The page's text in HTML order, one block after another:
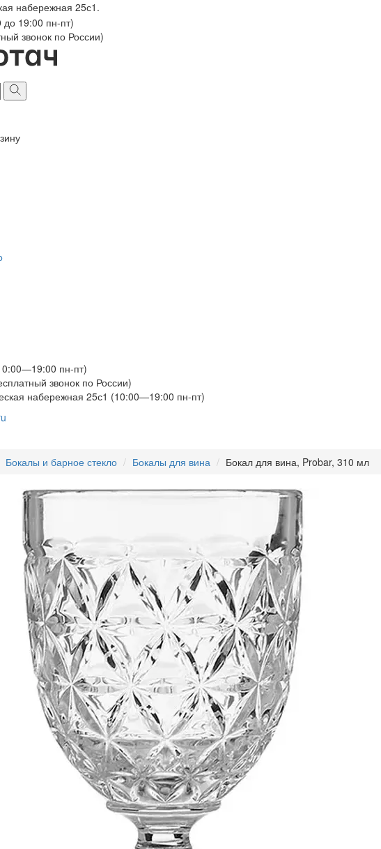
набережная 25с1.
до 19:00 пн-пт)
звонок по России)
пн-пт)
звонок по России)
набережная 25с1 (10:00—19:00 пн-пт)
Бокалы и барное стекло Бокалы для вина Бокал для вина, Probar, 310 мл